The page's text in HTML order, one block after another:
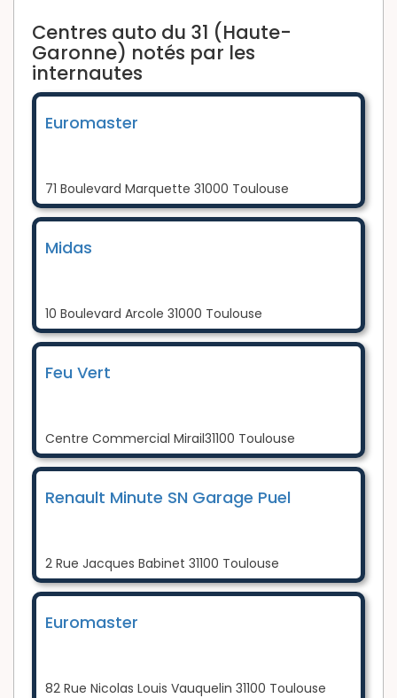
Centres auto du 31 (Haute-
Garonne) notés par les
internautes
Euromaster
71 Boulevard Marquette 31000 Toulouse
Midas
10 Boulevard Arcole 31000 Toulouse
Feu Vert
Centre Commercial Mirail31100 Toulouse
Renault Minute SN Garage Puel
2 Rue Jacques Babinet 31100 Toulouse
Euromaster
82 Rue Nicolas Louis Vauquelin 31100 Toulouse